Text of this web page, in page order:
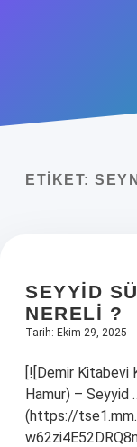
ETIKET: SEYNI
SEYYID
NERELI ?
Tarih: Ekim 29, 2025
[![Demir Kitabevi
Hamur) – Seyyid
(https://